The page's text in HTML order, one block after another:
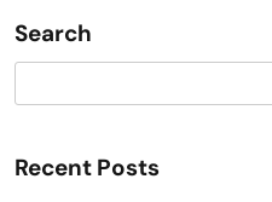
Search
Recent Posts